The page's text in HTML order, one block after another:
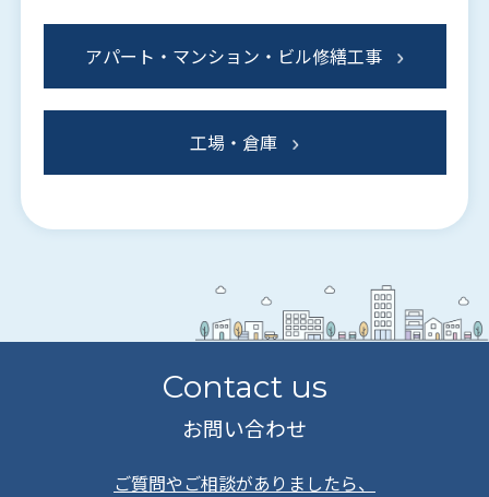
アパート・マンション・ビル修繕工事
工場・倉庫
Contact us
お問い合わせ
ご質問やご相談がありましたら、